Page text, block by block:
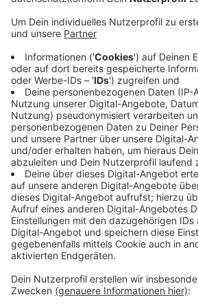
Witten/Herdecke: Studierende
Gemeinsam wollen sie
Region unterstützen. Rund 300
sich in kurzer Zeit als Freiwillige
sind sie unter anderem an
Kliniken. Medizinstudierende in
sowie Studierende mit einer
Gesundheitsberufen wie Pflege,
und Physiotherapie helfen zum
und Infektionsstationen sowie in
Infos gibt es hier: www.uni-wh.de/
Anzeige